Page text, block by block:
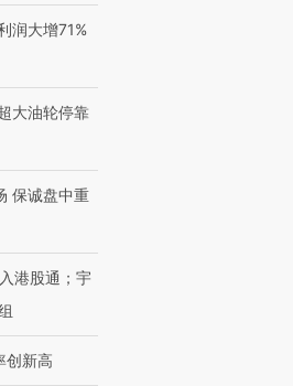
润大增71%
大油轮停靠
保诚盘中重
港股通；宇
创新高